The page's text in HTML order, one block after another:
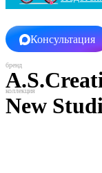
Консультация
New